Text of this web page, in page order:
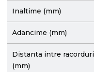
Inaltime (mm)
Adancime (mm)
Distanta intre racorduri
(mm)